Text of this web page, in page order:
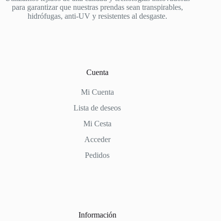
para garantizar que nuestras prendas sean transpirables,
hidrófugas, anti-UV y resistentes al desgaste.
Cuenta
Mi Cuenta
Lista de deseos
Mi Cesta
Acceder
Pedidos
Información